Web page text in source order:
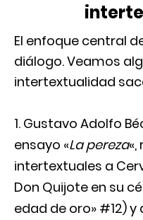
El enfoque central
diálogo. Veamos
intertextualidad
Gustavo Adolfo
ensayo «La pereza
intertextuales a
Don Quijote en su
edad de oro» #12)